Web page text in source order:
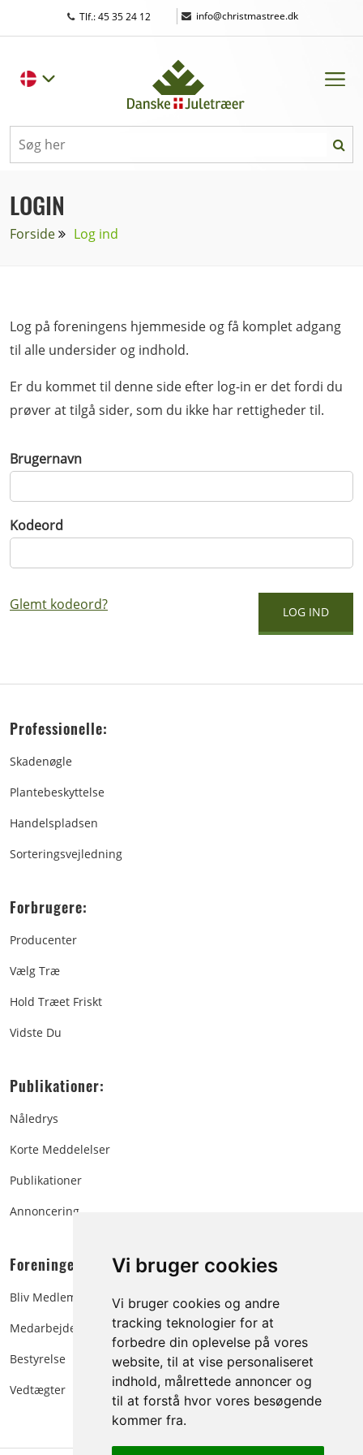
Vi bruger cookies
Vi bruger cookies og andre
tracking teknologier for at
forbedre din oplevelse på vores
website, til at vise personaliseret
indhold, målrettede annoncer og
til at forstå hvor vores besøgende
kommer fra.
Tlf.: 45 35 24 12 | info@christmastree.dk
LOGIN
Forside Log ind
Log på foreningens hjemmeside og få komplet adgang
til alle undersider og indhold.
Er du kommet til denne side efter log-in er det fordi du
prøver at tilgå sider, som du ikke har rettigheder til.
Brugernavn
Kodeord
Glemt kodeord?
Professionelle:
Skadenøgle
Plantebeskyttelse
Handelspladsen
Sorteringsvejledning
Forbrugere:
Producenter
Vælg Træ
Hold Træet Friskt
Vidste Du
Publikationer:
Nåledrys
Korte Meddelelser
Publikationer
Annoncering
Foreningen:
Bliv Medlem
Medarbejdere
Bestyrelse
Vedtægter